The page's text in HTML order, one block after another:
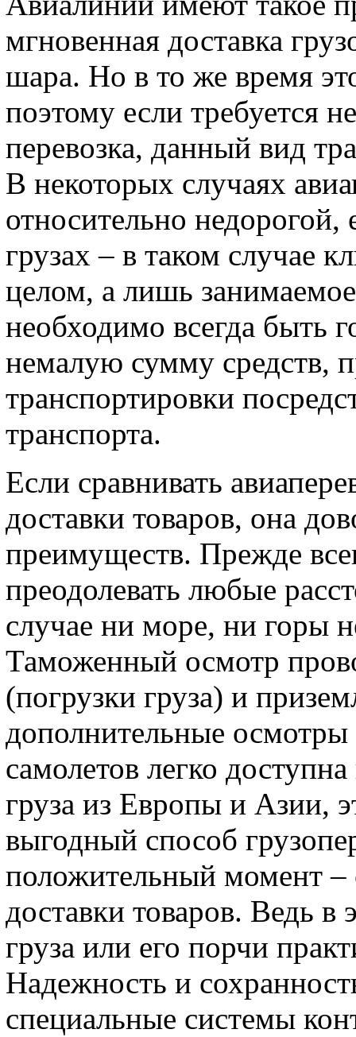
мгновенная доставка
шара. Но в то же время
поэтому если требуется
перевозка, данный вид
В некоторых случаях
относительно
грузах – в таком случае
целом, а лишь
необходимо всегда быть
немалую сумму
транспортировки
транспорта.
Если сравнивать
доставки товаров, она
преимуществ. Прежде
преодолевать любые
случае ни море, ни горы
Таможенный осмотр
(погрузки груза) и
дополнительные
самолетов легко
груза из Европы и Азии,
выгодный способ
положительный момент –
доставки товаров. Ведь
груза или его порчи
Надежность и
специальные системы